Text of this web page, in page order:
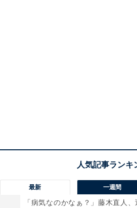
最新 一週間
「病気なのかなぁ？」藤木直人